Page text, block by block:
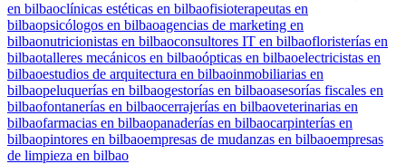
en bilbaoclínicas estéticas en bilbaofisioterapeutas en
bilbaopsicólogos en bilbaoagencias de marketing en
bilbaonutricionistas en bilbaoconsultores IT en bilbaofloristerías en
bilbaotalleres mecánicos en bilbaoópticas en bilbaoelectricistas en
bilbaoestudios de arquitectura en bilbaoinmobiliarias en
bilbaopeluquerías en bilbaogestorías en bilbaoasesorías fiscales en
bilbaofontanerías en bilbaocerrajerías en bilbaoveterinarias en
bilbaofarmacias en bilbaopanaderías en bilbaocarpinterías en
bilbaopintores en bilbaoempresas de mudanzas en bilbaoempresas
de limpieza en bilbao